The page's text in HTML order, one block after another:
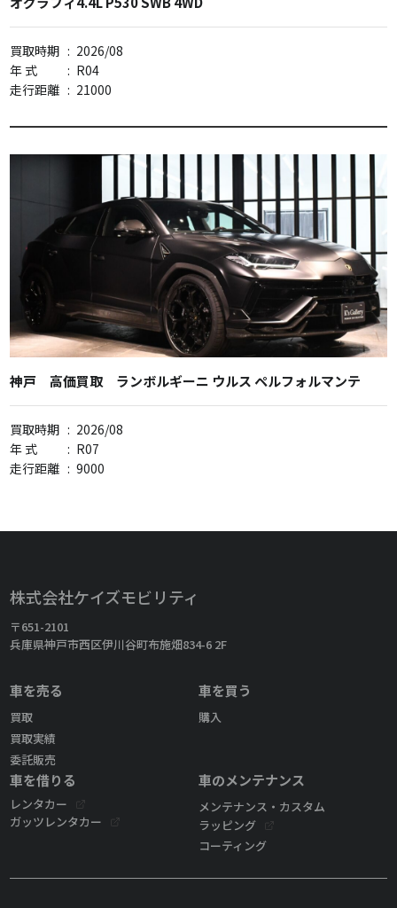
買取時期 : 2026/08
年 式
: R04
走行距離 : 21000
神戸 高価買取 ランボルギーニ ウルス ペルフォルマンテ
買取時期 : 2026/08
年 式
: R07
走行距離 : 9000
株式会社ケイズモビリティ
〒651-2101
兵庫県神戸市西区伊川谷町布施畑834-6 2F
車を売る
買取
買取実績
委託販売
車を買う
購入
車を借りる
レンタカー
ガッツレンタカー
車のメンテナンス
メンテナンス・カスタム
ラッピング
コーティング